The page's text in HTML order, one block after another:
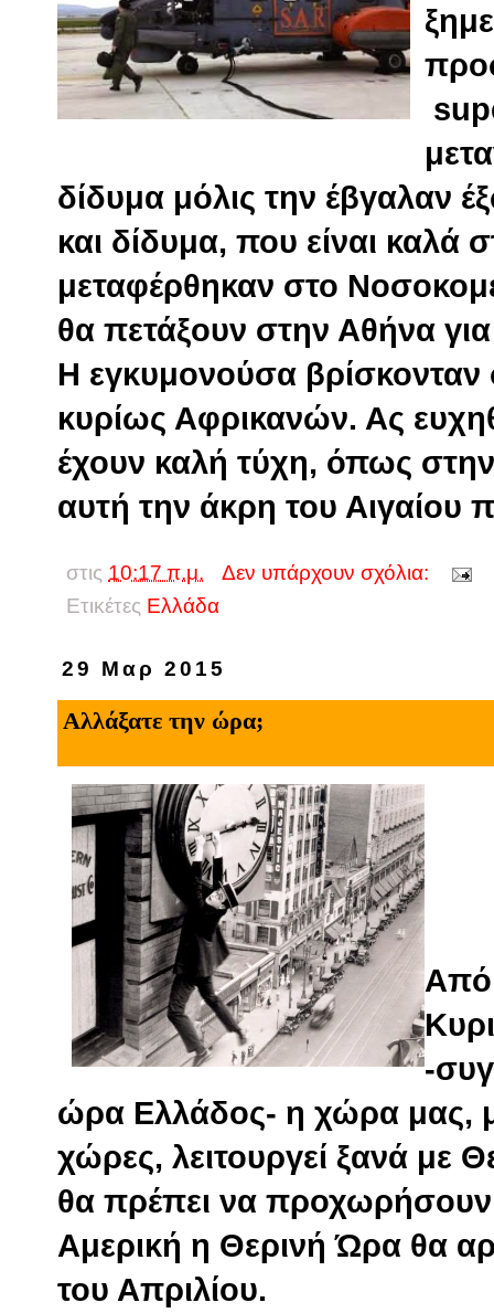
δίδυμα μόλις την έβγαλαν
και δίδυμα, που είναι καλά
μεταφέρθηκαν στο
θα πετάξουν στην Αθήνα
Η εγκυμονούσα
κυρίως Αφρικανών. Ας
έχουν καλή τύχη, όπως
αυτή την άκρη του Αιγαίου
στις 10:17 π.μ.
Δεν υπάρχουν σχόλια:
Ετικέτες Eλλάδα
29 Μαρ 2015
Αλλάξατε την ώρα;
Από
-
ώρα Ελλάδος- η χώρα μας,
χώρες, λειτουργεί ξανά με
θα πρέπει να
Αμερική η Θερινή Ώρα θα
του Απριλίου.